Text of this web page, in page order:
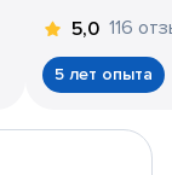
5,0 116
5 лет опыта